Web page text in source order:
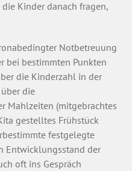
Kinder danach fragen,
Notbetreuung
bei bestimmten Punkten
die Kinderzahl in der
die
Mahlzeiten (mitgebrachtes
gestelltes Frühstück
festgelegte
Entwicklungsstand der
oft ins Gespräch